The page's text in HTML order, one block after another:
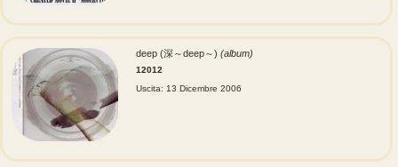
deep (深～deep～) (album)
12012
Uscita: 13 Dicembre 2006